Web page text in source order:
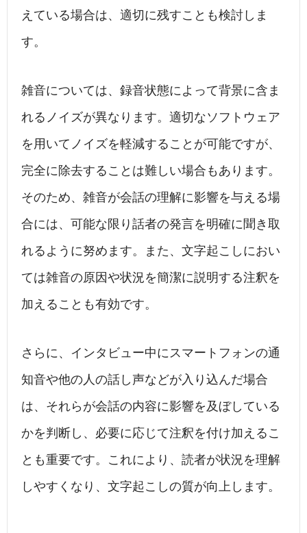
えている場合は、適切に残すことも検討しま
す。
雑音については、録音状態によって背景に含ま
れるノイズが異なります。適切なソフトウェア
を用いてノイズを軽減することが可能ですが、
完全に除去することは難しい場合もあります。
そのため、雑音が会話の理解に影響を与える場
合には、可能な限り話者の発言を明確に聞き取
れるように努めます。また、文字起こしにおい
ては雑音の原因や状況を簡潔に説明する注釈を
加えることも有効です。
さらに、インタビュー中にスマートフォンの通
知音や他の人の話し声などが入り込んだ場合
は、それらが会話の内容に影響を及ぼしている
かを判断し、必要に応じて注釈を付け加えるこ
とも重要です。これにより、読者が状況を理解
しやすくなり、文字起こしの質が向上します。